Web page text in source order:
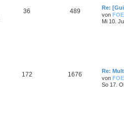
36 489
Re:
von FOE
Mi 10.
172 1676
Re:
von FOE
So 17.